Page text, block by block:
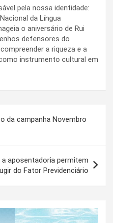
pela nossa identidade:
da Língua
o aniversário de Rui
defensores do
a riqueza e a
instrumento cultural em
da campanha Novembro
a aposentadoria permitem
do Fator Previdenciário